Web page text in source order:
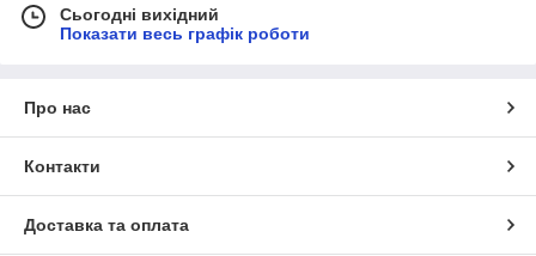
Сьогодні вихідний
Показати весь графік роботи
Про нас
Контакти
Доставка та оплата